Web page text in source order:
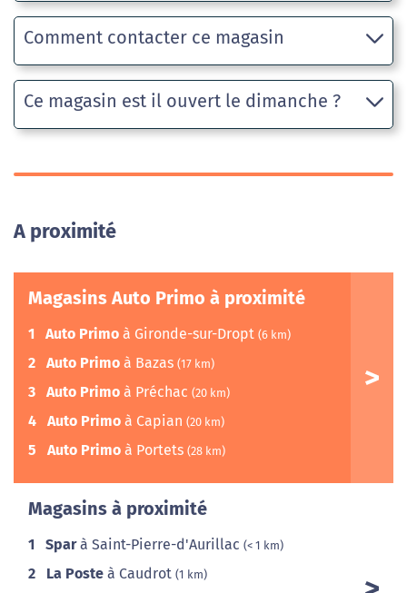
Comment contacter ce magasin
Ce magasin est il ouvert le dimanche ?
A proximité
Magasins Auto Primo à proximité
1 Auto Primo à Gironde-sur-Dropt (6 km)
2 Auto Primo à Bazas (17 km)
3 Auto Primo à Préchac (20 km)
4 Auto Primo à Capian (20 km)
5 Auto Primo à Portets (28 km)
Magasins à proximité
1 Sparà Saint-Pierre-d'Aurillac (< 1 km)
2 La Poste à Caudrot (1 km)